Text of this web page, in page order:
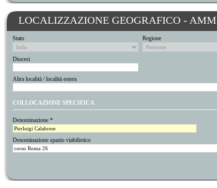
LOCALIZZAZIONE GEOGRAFICO -
Stato Regione
Diocesi
Altra località / località estera
COLLOCAZIONE SPECIFICA
Denominazione *
Denominazione spazio viabilistico